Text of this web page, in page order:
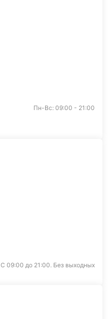
Пн-Вс: 09:00 - 21:00
С 09:00 до 21:00. Без выходных